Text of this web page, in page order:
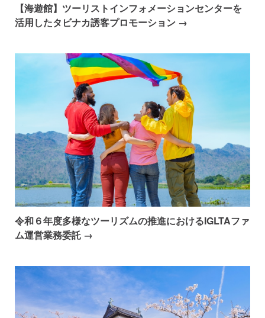
【海遊館】ツーリストインフォメーションセンターを
活用したタビナカ誘客プロモーション →
令和６年度多様なツーリズムの推進におけるIGLTAファ
ム運営業務委託 →